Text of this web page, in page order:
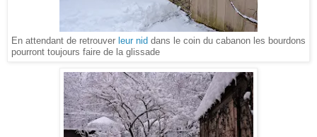
En attendant de retrouver leur nid dans le coin du cabanon les bourdons
pourront toujours faire de la glissade